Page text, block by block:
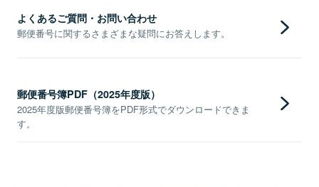
よくあるご質問・お問い合わせ
郵便番号に関するさまざまな疑問にお答えします。
郵便番号簿PDF（2025年度版）
2025年度版郵便番号簿をPDF形式でダウンロードできま
す。